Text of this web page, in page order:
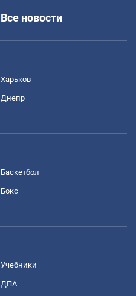
Все новости
Харьков
Днепр
Баскетбол
Бокс
Учебники
ДПА